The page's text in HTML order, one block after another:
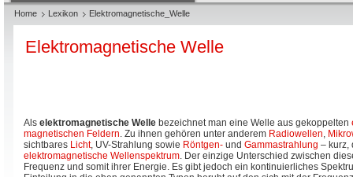
Home Lexikon Elektromagnetische_Welle
Elektromagnetische Welle
Als elektromagnetische Welle bezeichnet man eine Welle aus gekoppelten
magnetischen Feldern. Zu ihnen gehören unter anderem Radiowellen,
sichtbares Licht, UV-Strahlung sowie Röntgen- und Gammastrahlung – kurz,
elektromagnetische Wellenspektrum. Der einzige Unterschied zwischen
Frequenz und somit ihrer Energie. Es gibt jedoch ein kontinuierliches